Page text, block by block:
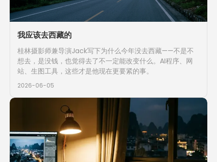
我应该去西藏的
桂林摄影师兼导演Jack写下为什么今年没去西藏——不是不
想去，是没钱，也觉得去了不一定能改变什么。AI程序、网
站、生图工具，这些才是他现在更要紧的事。
2026-06-05